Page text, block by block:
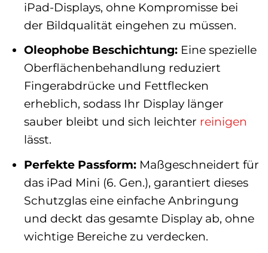
iPad-Displays, ohne Kompromisse bei
der Bildqualität eingehen zu müssen.
Oleophobe Beschichtung:Eine spezielle
Oberflächenbehandlung reduziert
Fingerabdrücke und Fettflecken
erheblich, sodass Ihr Display länger
sauber bleibt und sich leichter reinigen
lässt.
Perfekte Passform:Maßgeschneidert für
das iPad Mini (6. Gen.), garantiert dieses
Schutzglas eine einfache Anbringung
und deckt das gesamte Display ab, ohne
wichtige Bereiche zu verdecken.